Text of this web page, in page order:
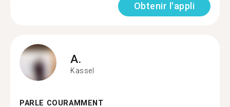
Obtenir l'appli
A.
Kassel
PARLE COURAMMENT